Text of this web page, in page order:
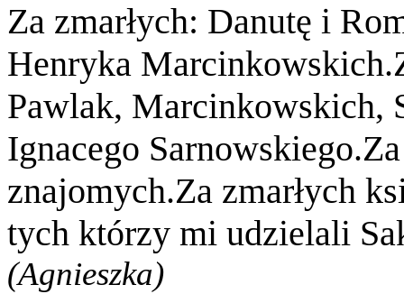
Za zmarłych: Danutę i
Henryka
Pawlak, Marcinkowskich,
Ignacego
znajomych.Za zmarłych
tych którzy mi udzielali
(Agnieszka)